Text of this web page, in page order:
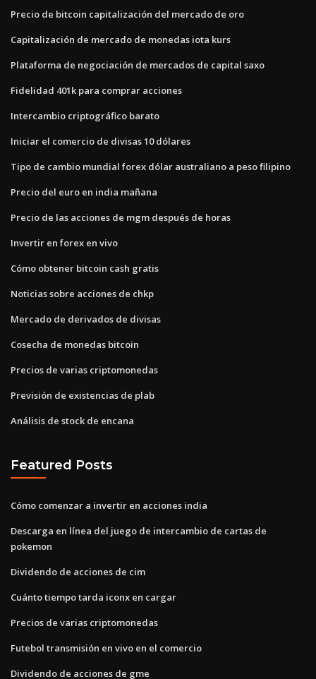
Precio de bitcoin capitalización del mercado de oro
Capitalización de mercado de monedas iota kurs
Plataforma de negociación de mercados de capital saxo
Fidelidad 401k para comprar acciones
Intercambio criptográfico barato
Iniciar el comercio de divisas 10 dólares
Tipo de cambio mundial forex dólar australiano a peso filipino
Precio del euro en india mañana
Precio de las acciones de mgm después de horas
Invertir en forex en vivo
Cómo obtener bitcoin cash gratis
Noticias sobre acciones de chkp
Mercado de derivados de divisas
Cosecha de monedas bitcoin
Precios de varias criptomonedas
Previsión de existencias de plab
Análisis de stock de encana
Featured Posts
Cómo comenzar a invertir en acciones india
Descarga en línea del juego de intercambio de cartas de
pokemon
Dividendo de acciones de cim
Cuánto tiempo tarda iconx en cargar
Precios de varias criptomonedas
Futebol transmisión en vivo en el comercio
Dividendo de acciones de gme